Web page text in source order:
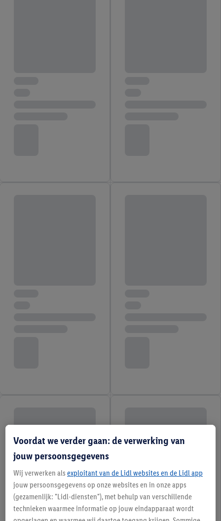
Voordat we verder gaan: de verwerking van
jouw persoonsgegevens
Wij verwerken als exploitant van de Lidl websites en de Lidl app
jouw persoonsgegevens op onze websites en in onze apps
(gezamenlijk: "Lidl-diensten"), met behulp van verschillende
technieken waarmee informatie op jouw eindapparaat wordt